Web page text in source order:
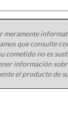
que consulte
cometido no es
información
el producto de